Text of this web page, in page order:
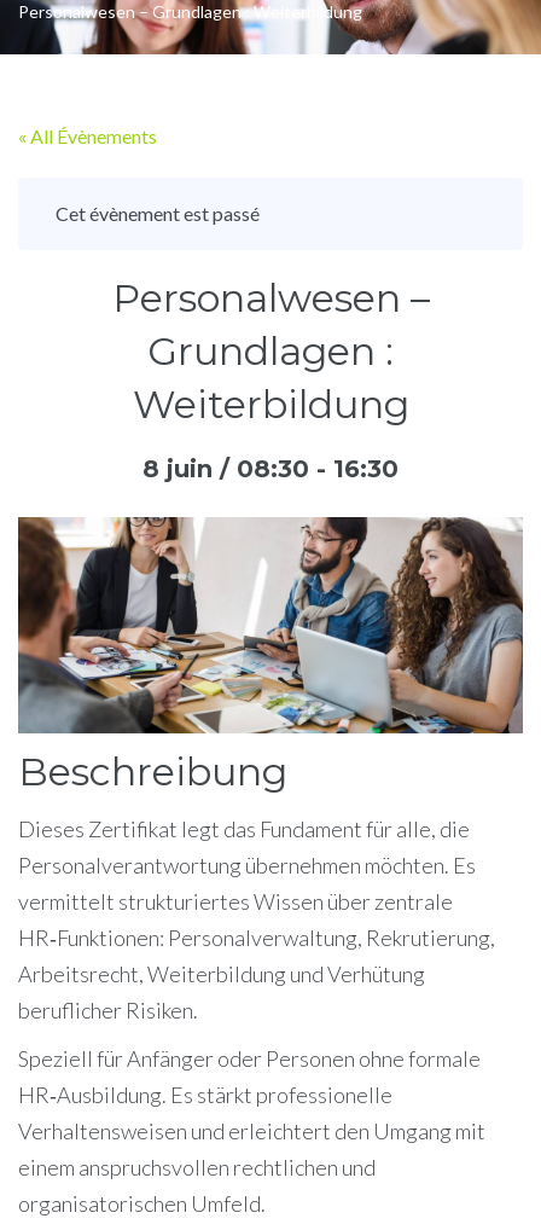
Personalwesen – Grundlagen : Weiterbildung
« All Évènements
Cet évènement est passé
Personalwesen –
Grundlagen :
Weiterbildung
8 juin / 08:30 - 16:30
Beschreibung
Dieses Zertifikat legt das Fundament für alle, die
Personalverantwortung übernehmen möchten. Es
vermittelt strukturiertes Wissen über zentrale
HR‑Funktionen: Personalverwaltung, Rekrutierung,
Arbeitsrecht, Weiterbildung und Verhütung
beruflicher Risiken.
Speziell für Anfänger oder Personen ohne formale
HR‑Ausbildung. Es stärkt professionelle
Verhaltensweisen und erleichtert den Umgang mit
einem anspruchsvollen rechtlichen und
organisatorischen Umfeld.